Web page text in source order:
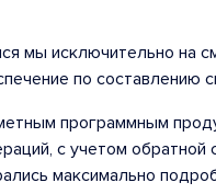
мы исключительно на
по составлению
программным
с учетом
максимально